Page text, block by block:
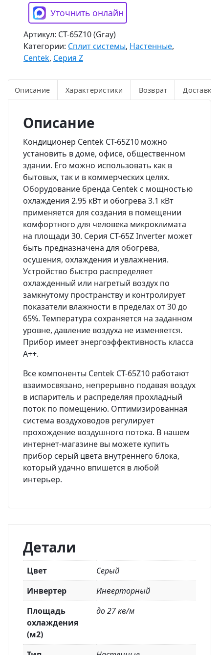
Уточнить онлайн
Артикул: CT-65Z10 (Gray)
Категории: Сплит системы, Настенные,
Centek, Серия Z
Описание Характеристики Возврат Доставка
Описание
Кондиционер Centek CT-65Z10 можно
установить в доме, офисе, общественном
здании. Его можно использовать как в
бытовых, так и в коммерческих целях.
Оборудование бренда Centek с мощностью
охлаждения 2.95 кВт и обогрева 3.1 кВт
применяется для создания в помещении
комфортного для человека микроклимата
на площади 30. Серия CT-65Z Inverter может
быть предназначена для обогрева,
осушения, охлаждения и увлажнения.
Устройство быстро распределяет
охлажденный или нагретый воздух по
замкнутому пространству и контролирует
показатели влажности в пределах от 30 до
65%. Температура сохраняется на заданном
уровне, давление воздуха не изменяется.
Прибор имеет энергоэффективность класса
A++.
Все компоненты Centek CT-65Z10 работают
взаимосвязано, непрерывно подавая воздух
в испаритель и распределяя прохладный
поток по помещению. Оптимизированная
система воздуховодов регулирует
прохождение воздушного потока. В нашем
интернет-магазине вы можете купить
прибор серый цвета внутреннего блока,
который удачно впишется в любой
интерьер.
Детали
Цвет
Серый
Инвертер
Инверторный
Площадь
охлаждения
(м2)
до 27 кв/м